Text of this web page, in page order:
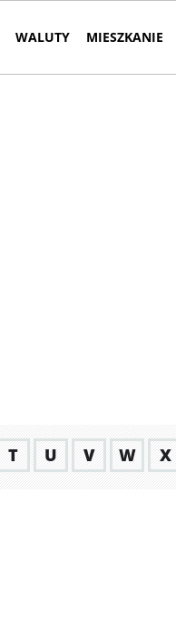
WALUTY MIESZKANIE
T U V W X